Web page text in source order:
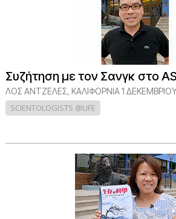
Συζήτηση με τον Σανγκ στο
ΛΟΣ ΆΝΤΖΕΛΕΣ, ΚΑΛΙΦΌΡΝΙΑ1
SCIENTOLOGISTS @LIFE